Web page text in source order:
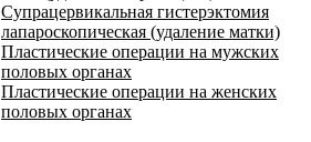
Супрацервикальная гистерэктомия
лапароскопическая (удаление матки)
Пластические операции на мужских
половых органах
Пластические операции на женских
половых органах